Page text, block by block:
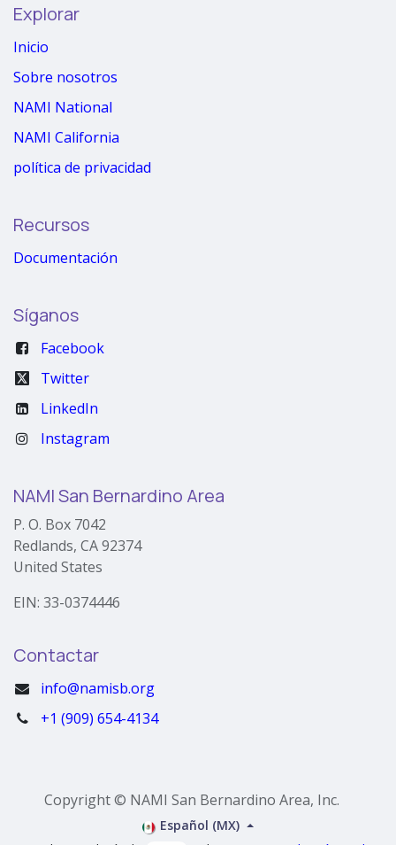
Explorar
Inicio
Sobre nosotros
NAMI National
NAMI California
política de privacidad
Recursos
Documentación
Síganos
Facebook
Twitter
LinkedIn
Instagram
NAMI San Bernardino Area
P. O. Box 7042
Redlands, CA 92374
United States
EIN: 33-0374446
Contactar
info@namisb.org
+1 (909) 654-4134
Copyright © NAMI San Bernardino Area, Inc.
Español (MX)